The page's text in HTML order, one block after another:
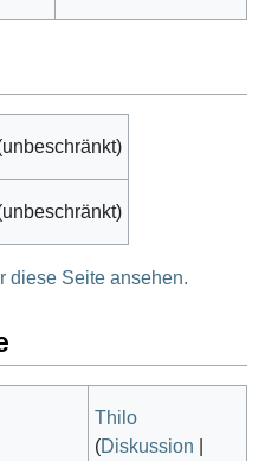
diese Seite ansehen.
Thilo
(Diskussion